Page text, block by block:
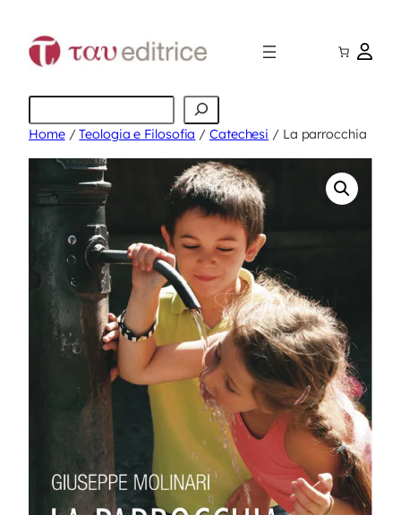
contenuto
Cerca
Home/Teologia e Filosofia /Catechesi / La parrocchia